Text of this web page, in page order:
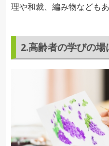
理や和裁、編み物などもあ
2.高齢者の学びの場